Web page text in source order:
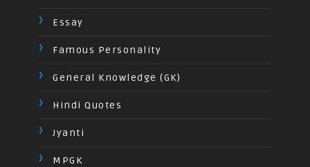
Essay
Famous Personality
General Knowledge (GK)
Hindi Quotes
Jyanti
MPGK